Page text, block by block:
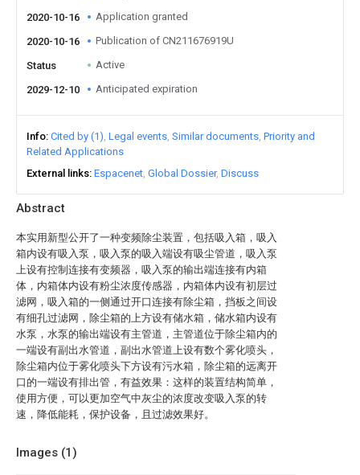
Abstract
本实用新型公开了一种变频除尘装置，包括吸入箱，吸入
箱内设有吸入泵，吸入泵的吸入端设有吸尘管道，吸入泵
上设有控制连接有变频器，吸入泵的输出端连接有内箱
体，内箱体内设有粉尘浓度传感器，内箱体内设有初层过
滤网，吸入箱的一侧通过开口连接有除尘箱，挡板之间设
有细孔过滤网，除尘箱的上方设有储水箱，储水箱内设有
水泵，水泵的输出端设有主管道，主管道位于除尘箱内的
一端设有副出水管道，副出水管道上设有数个雾化喷头，
除尘箱内位于雾化喷头下方设有污水箱，除尘箱的远离开
口的一端设有排出管，有益效果：这样的装置结构简单，
使用方便，可以更加空气中灰尘的浓度改变吸入泵的转
速，降低能耗，保护设备，且过滤效果好。
Images (1)
2020-10-16 Application granted
2020-10-16 Publication of CN211676919U
Status Active
2029-12-10 Anticipated expiration
Info Cited by (1) Legal events Similar documents Priority and
Related Applications
External links Espacenet Global Dossier Discuss